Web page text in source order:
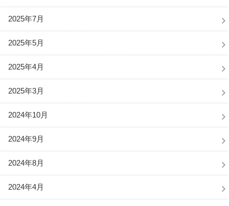
2025年7月
2025年5月
2025年4月
2025年3月
2024年10月
2024年9月
2024年8月
2024年4月